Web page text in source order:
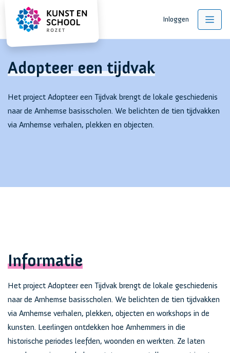
Inloggen
Adopteer een tijdvak
Het project Adopteer een Tijdvak brengt de lokale geschiedenis
naar de Arnhemse basisscholen. We belichten de tien tijdvakken
via Arnhemse verhalen, plekken en objecten.
Informatie
Het project Adopteer een Tijdvak brengt de lokale geschiedenis
naar de Arnhemse basisscholen. We belichten de tien tijdvakken
via Arnhemse verhalen, plekken, objecten en workshops in de
kunsten. Leerlingen ontdekken hoe Arnhemmers in die
historische periodes leefden, woonden en werkten. Ze laten